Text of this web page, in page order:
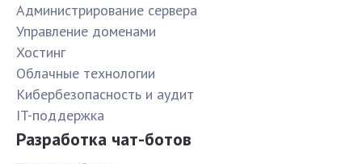
Администрирование сервера
Управление доменами
Хостинг
Облачные технологии
Кибербезопасность и аудит
IT-поддержка
Разработка чат-ботов